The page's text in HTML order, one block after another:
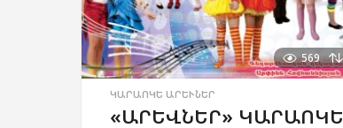
569
ԿԱՐԱՈԿԵ ԱՐԵՒՆԵՐ
«ԱՐԵՎՆԵՐ» ԿԱՐԱՈԿԵ